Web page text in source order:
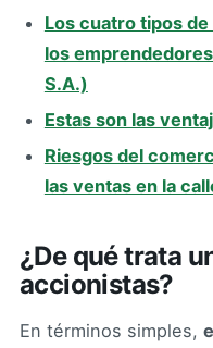
Los cuatro tipos
los
S.A.)
Estas son las
Riesgos del
las ventas en la
¿De qué trata
accionistas?
En términos simples,